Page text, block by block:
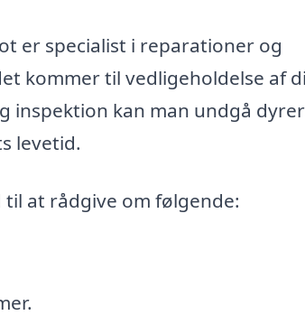
er specialist i reparationer og
kommer til vedligeholdelse af
inspektion kan man undgå
levetid.
at rådgive om følgende: